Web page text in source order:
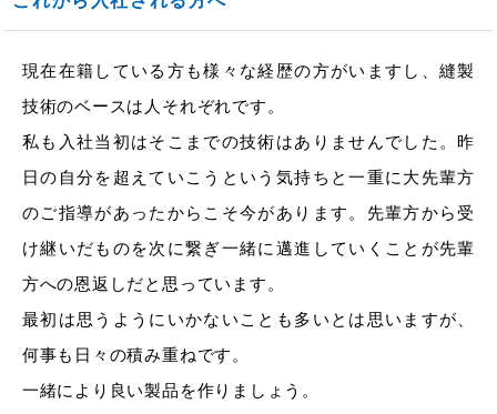
現在在籍している方も様々な経歴の方がいますし、縫製
技術のベースは人それぞれです。
私も入社当初はそこまでの技術はありませんでした。昨
日の自分を超えていこうという気持ちと一重に大先輩方
のご指導があったからこそ今があります。先輩方から受
け継いだものを次に繋ぎ一緒に邁進していくことが先輩
方への恩返しだと思っています。
最初は思うようにいかないことも多いとは思いますが、
何事も日々の積み重ねです。
一緒により良い製品を作りましょう。